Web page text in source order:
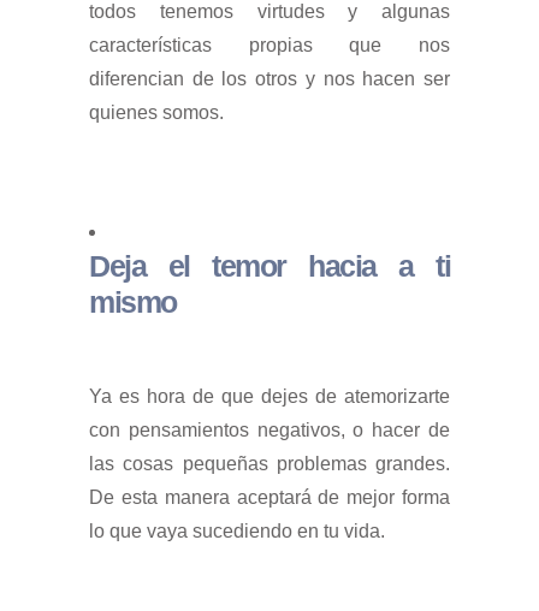
todos tenemos virtudes y algunas
características propias que nos
diferencian de los otros y nos hacen ser
quienes somos.
Deja el temor hacia a ti
mismo
Ya es hora de que dejes de atemorizarte
con pensamientos negativos, o hacer de
las cosas pequeñas problemas grandes.
De esta manera aceptará de mejor forma
lo que vaya sucediendo en tu vida.